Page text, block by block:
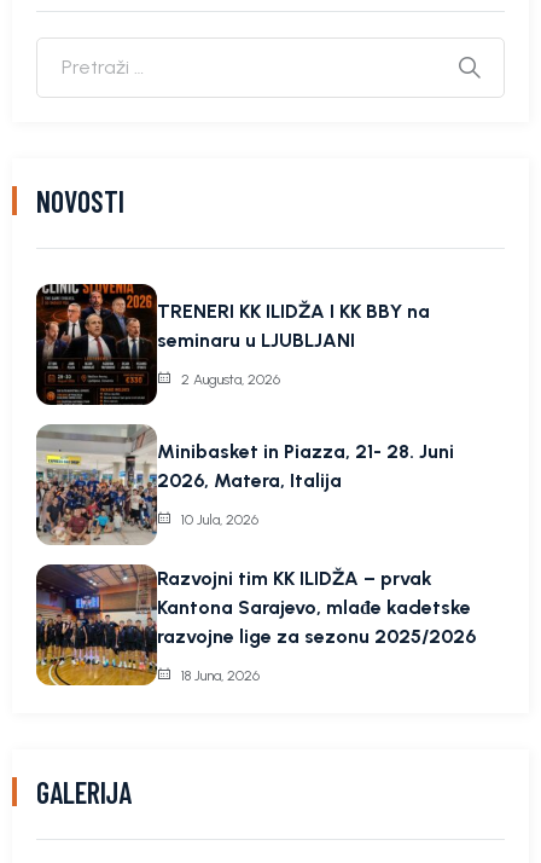
NOVOSTI
TRENERI KK ILIDŽA I KK BBY na
seminaru u LJUBLJANI
2 Augusta, 2026
Minibasket in Piazza, 21- 28. Juni
2026, Matera, Italija
10 Jula, 2026
Razvojni tim KK ILIDŽA – prvak
Kantona Sarajevo, mlađe kadetske
razvojne lige za sezonu 2025/2026
18 Juna, 2026
GALERIJA